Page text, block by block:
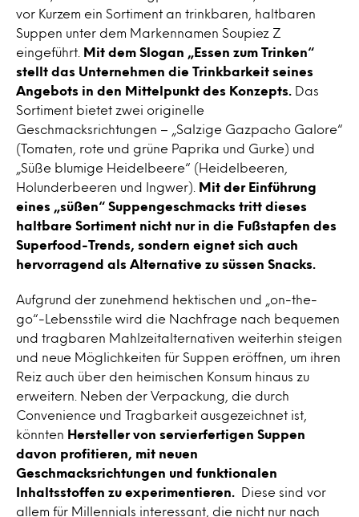
vor Kurzem ein Sortiment an trinkbaren, haltbaren
Suppen unter dem Markennamen Soupiez Z
eingeführt.
Mit dem Slogan „Essen zum Trinken“
stellt das Unternehmen die Trinkbarkeit seines
Angebots in den Mittelpunkt des Konzepts.
Das
Sortiment bietet zwei originelle
Geschmacksrichtungen – „Salzige Gazpacho Galore“
(Tomaten, rote und grüne Paprika und Gurke) und
„Süße blumige Heidelbeere“ (Heidelbeeren,
Holunderbeeren und Ingwer).
Mit der Einführung
eines „süßen“ Suppengeschmacks tritt dieses
haltbare Sortiment nicht nur in die Fußstapfen des
Superfood-Trends, sondern eignet sich auch
hervorragend als Alternative zu süssen Snacks.
Aufgrund der zunehmend hektischen und „on-the-
go“-Lebensstile wird die Nachfrage nach bequemen
und tragbaren Mahlzeitalternativen weiterhin steigen
und neue Möglichkeiten für Suppen eröffnen, um ihren
Reiz auch über den heimischen Konsum hinaus zu
erweitern. Neben der Verpackung, die durch
Convenience und Tragbarkeit ausgezeichnet ist,
könnten
Hersteller von servierfertigen Suppen
davon profitieren, mit neuen
Geschmacksrichtungen und funktionalen
Inhaltsstoffen zu experimentieren.
Diese sind vor
allem für Millennials interessant, die nicht nur nach